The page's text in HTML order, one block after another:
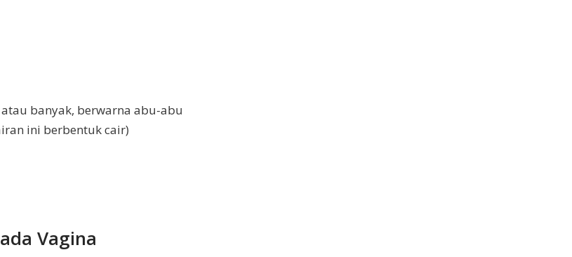
banyak, berwarna abu-abu
ini berbentuk cair)
Vagina